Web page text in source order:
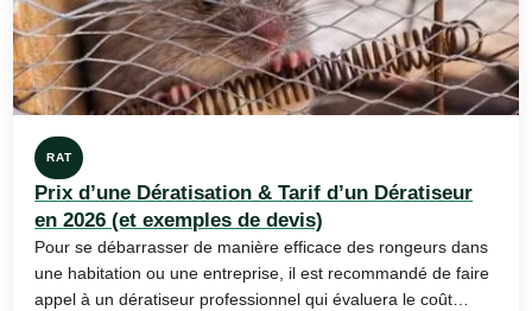
RAT
Prix d’une Dératisation & Tarif d’un Dératiseur
en 2026 (et exemples de devis)
Pour se débarrasser de manière efficace des rongeurs dans
une habitation ou une entreprise, il est recommandé de faire
appel à un dératiseur professionnel qui évaluera le coût…